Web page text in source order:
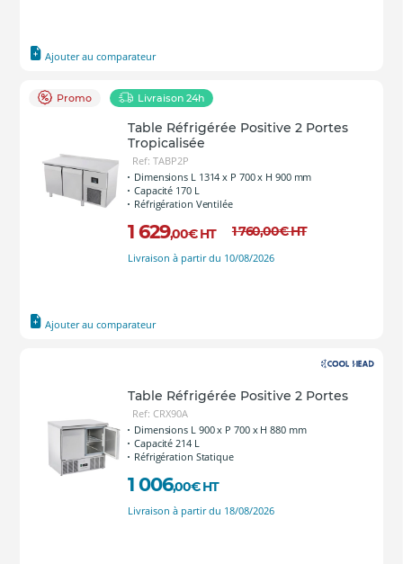
Ajouter au comparateur
Promo Livraison 24h
Table Réfrigérée Positive 2 Portes
Tropicalisée
Ref: TABP2P
Dimensions L 1314 x P 700 x H 900 mm
Capacité 170 L
Réfrigération Ventilée
1 629,00€ HT 1 760,00€HT
Livraison à partir du 10/08/2026
Ajouter au comparateur
Table Réfrigérée Positive 2 Portes
Ref: CRX90A
Dimensions L 900 x P 700 x H 880 mm
Capacité 214 L
Réfrigération Statique
1 006,00€ HT
Livraison à partir du 18/08/2026